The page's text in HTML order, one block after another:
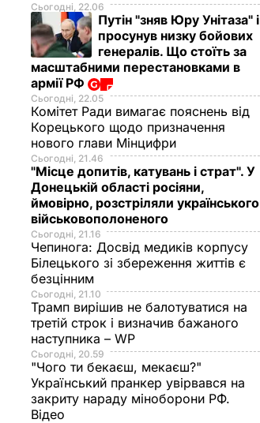
Сьогодні, 22.06
Путін "зняв Юру Унітаза" і
просунув низку бойових
генералів. Що стоїть за
масштабними перестановками в
армії РФ
Сьогодні, 22.05
Комітет Ради вимагає пояснень від
Корецького щодо призначення
нового глави Мінцифри
Сьогодні, 21.46
"Місце допитів, катувань і страт". У
Донецькій області росіяни,
ймовірно, розстріляли українського
військовополоненого
Сьогодні, 21.16
Чепинога: Досвід медиків корпусу
Білецького зі збереження життів є
безцінним
Сьогодні, 21.10
Трамп вирішив не балотуватися на
третій строк і визначив бажаного
наступника – WP
Сьогодні, 20.59
"Чого ти бекаєш, мекаєш?"
Український пранкер увірвався на
закриту нараду міноборони РФ.
Відео